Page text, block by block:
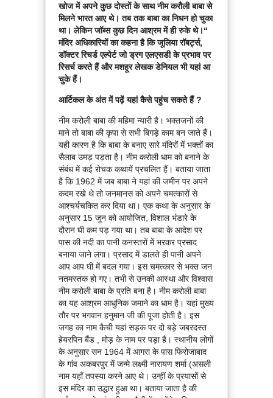
खोज में अपने कुछ दोस्तों के साथ नीम करौली बाबा से
मिलने भारत आए थे। तब तक बाबा का निधन हो चुका
था। लेकिन जॉब्स कुछ दिन आश्रम में ही रुके थे।“
मंदिर अधिकारियों का कहना है कि जूलिया रॉबर्ट्स,
डॉक्टर रिचर्ड एल्पेर्ट जो ड्रग एलएसडी के प्रभाव पर
रिसर्च करते हैं और मशहूर लेखक डेनियल भी यहां आ
चुके हैं।
आर्टिकल के अंत में पढ़ें यहां कैसे पहुंच सकते हैं ?
नीम करोली बाबा की महिमा न्यारी है। भक्तजनों की
माने तो बाबा की कृपा से सभी बिगड़े काम बन जाते हैं।
यही कारण है कि बाबा के बनाए सारे मंदिरों में भक्तों का
सैलाब उमड़ पड़ता है। नीम करोली धाम को बनाने के
संबंध में कई रोचक कथायें प्रचलित हैं। बताया जाता
है कि 1962 में जब बाबा ने यहां की जमीन पर अपने
कदम रखे थे तो जनमानस को अपने चमत्कारों से
आश्चर्यचकित कर दिया था। एक कथा के अनुसार के
अनुसार 15 जून को आयोजित, विशाल भंडारे के
दौरान घी कम पड़ गया था। तब बाबा के आदेश पर
पास की नदी का पानी कनस्तरों में भरकर प्रसाद
बनाया जाने लगा। प्रसाद में डालते ही पानी अपने
आप आप घी में बदल गया। इस चमत्कार से भक्त जन
नतमस्तक हो गए। तभी से उनकी आस्था और विश्वास
नीम करोली बाबा के प्रति बना है। नीम करोली बाबा
का यह आश्रम आधुनिक जमाने का धाम है। यहां मुख्य
तौर पर भगवान हनुमान जी की पूजा होती है। इस
जगह का नाम कैची यहां सड़क पर दो बड़े जबरदस्त
हेयरपिन बैंड , मोड़ के नाम पर पड़ा है। स्थानीय लोगों
के अनुसार सन 1964 में आगरा के पास फिरोजाबाद
के गांव अकबरपुर में जन्मे लक्ष्मी नारायण शर्मा (असली
नाम यहाँ तपस्या करने आए थे। उन्हीं के प्रयासों से
इस मंदिर का उद्धार हुआ था। बताया जाता है की